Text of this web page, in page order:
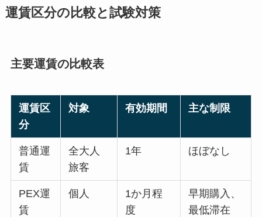
運賃区分の比較と試験対策
主要運賃の比較表
運賃区
分
対象 有効期間 主な制限
普通運
賃
全大人
旅客
1年 ほぼなし
PEX運
賃
個人
1か月程
度
早期購入、
最低滞在